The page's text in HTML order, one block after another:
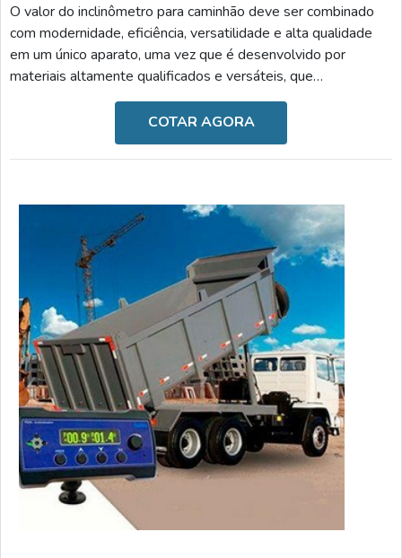
O valor do inclinômetro para caminhão deve ser combinado
com modernidade, eficiência, versatilidade e alta qualidade
em um único aparato, uma vez que é desenvolvido por
materiais altamente qualificados e versáteis, que
desempenham a sua função com a maestria. Diante desses
benefícios, o valor torna-se o fator menos relevante.A
IMPORTÂNCIA DO DISPOSITIVO NO DIA A DIAAs
principais causas de um tombamento de basculantes são os
laterais fortes, tr
COTAR AGORA